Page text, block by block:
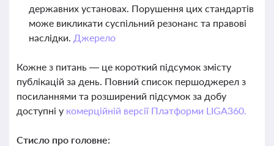
державних установах. Порушення цих стандартів
може викликати суспільний резонанс та правові
наслідки. Джерело
Кожне з питань — це короткий підсумок змісту
публікацій за день. Повний список першоджерел з
посиланнями та розширений підсумок за добу
доступні у комерційній версії Платформи LIGA360.
Стисло про головне: